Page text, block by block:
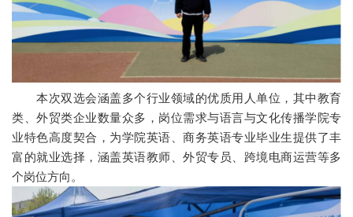
本次双选会涵盖多个行业领域的优质用人单位，其中教育
类、外贸类企业数量众多，岗位需求与语言与文化传播学院专
业特色高度契合，为学院英语、商务英语专业毕业生提供了丰
富的就业选择，涵盖英语教师、外贸专员、跨境电商运营等多
个岗位方向。